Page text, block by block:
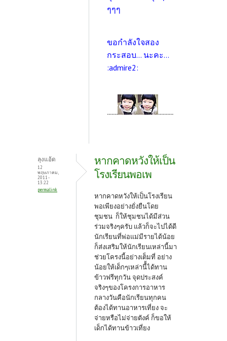
ๆๆๆ
ขอกำลังใจสอง
กระสอบ... นะคะ...
:admire2:
....... ..........
ลุงแอ้ด
12
พฤษภาคม,
2011 -
13:22
permalink
หากคาดหวังให้เป็น
โรงเรียนพอเพ
หากคาดหวังให้เป็นโรงเรียน
พอเพียงอย่างยั่งยืนโดย
ชุมชน ก็ให้ชุมชนได้มีส่วน
ร่วมจริงๆครับ แล้วก็จะไปได้ดี
นักเรียนที่พ่อแม่มีรายได้น้อย
ก็ส่งเสริมให้นักเรียนเหล่านี้มา
ช่วยโครงนี้อย่างเต็มที่ อย่าง
น้อยให้เด็กๆเหล่านี้้ได้ทาน
ข้าวฟรีทุกวัน จุดประสงค์
จริงๆของโครงการอาหาร
กลางวันคือนักเรียนทุกคน
ต้องได้ทานอาหารเที่ยง จะ
จ่ายหรือไม่จ่ายตังค์ ก็ขอให้
เด็กได้ทานข้าวเที่ยง